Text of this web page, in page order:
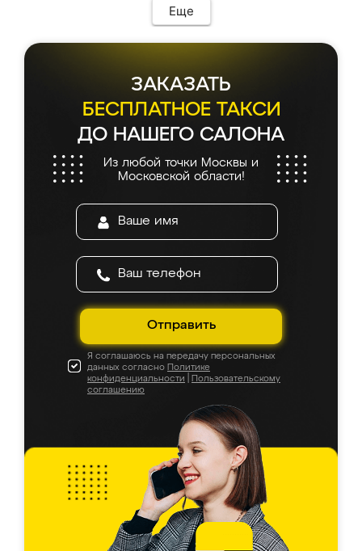
мебель сразу встала на свое место без
каких-либо доработок. Качеством осталась
довольна, все выглядит так, как и ожидала.
Еще
ЗАКАЗАТЬ
БЕСПЛАТНОЕ ТАКСИ
ДО НАШЕГО САЛОНА
Из любой точки Москвы и
Московской области!
Отправить
Я соглашаюсь на передачу персональных
данных согласно Политике
конфиденциальности
Пользовательскому
соглашению